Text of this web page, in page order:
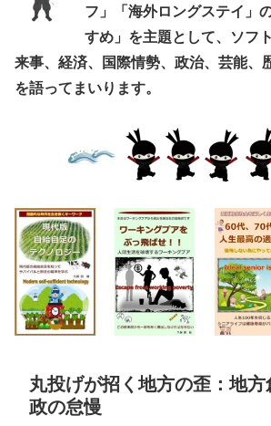
フ」「海外ロングステイ」
すめ」を主題として、ソフ
来事、経済、国際情勢、政治、芸能、
を語ってまいります。
丸投げが招く地方の歪：地
政の怠慢